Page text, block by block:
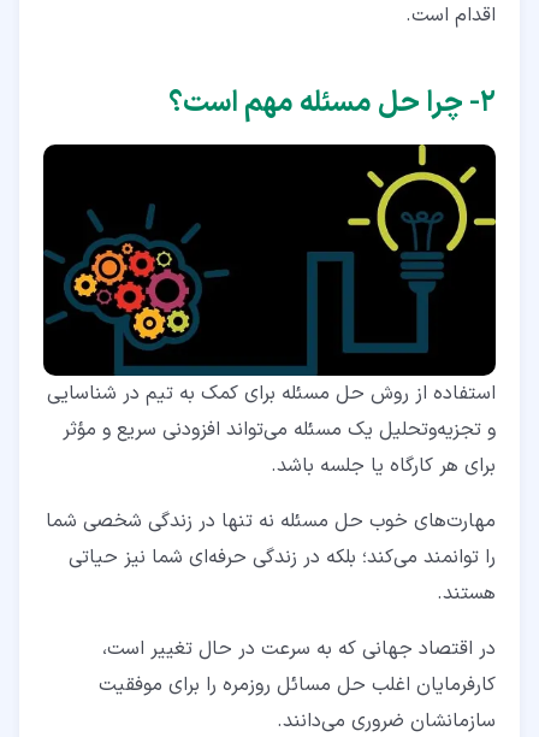
اقدام است.
۲‏- چرا حل مسئله مهم است؟
استفاده از روش حل مسئله برای کمک به تیم در شناسایی
و تجزیه‌وتحلیل یک مسئله می‌تواند افزودنی سریع و مؤثر
برای هر کارگاه یا جلسه باشد.
مهارت‌های خوب حل مسئله نه‌ تنها در زندگی شخصی شما
را توانمند می‌کند؛ بلکه در زندگی حرفه‌ای شما نیز حیاتی
هستند.
در اقتصاد جهانی که به‌ سرعت در حال تغییر است،
کارفرمایان اغلب حل مسائل روزمره را برای موفقیت
سازمانشان ضروری می‌دانند.